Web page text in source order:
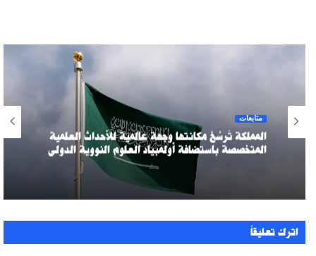
متابعات
المملكة تُرسِّخ مكانتها وجهةً عالميةً للأحداث العلمية
المتخصصة باستضافة أولمبياد العلوم النووية الدولي
اترك تعليقاً